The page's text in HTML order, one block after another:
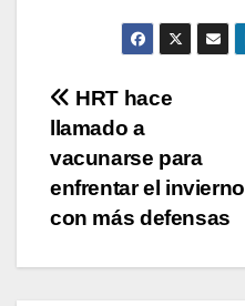
Navegación
de
entradas
HRT hace
llamado a
vacunarse para
enfrentar el invierno
con más defensas